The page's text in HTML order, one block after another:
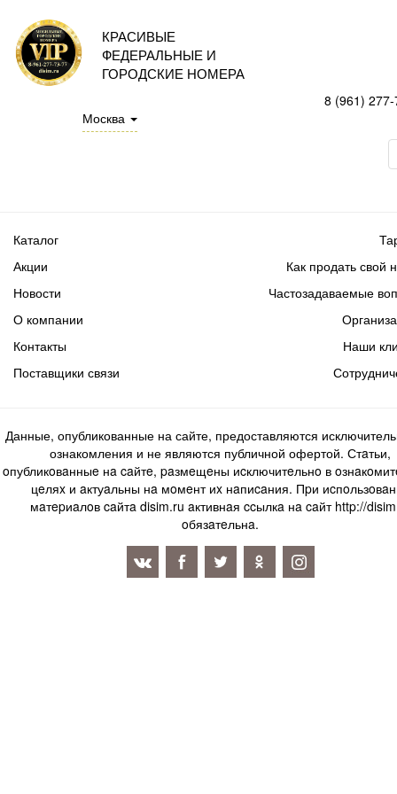
КРАСИВЫЕ
ФЕДЕРАЛЬНЫЕ И
ГОРОДСКИЕ НОМЕРА
Москва
8 (961)
Каталог
Акции
Новости
Как продать свой
Частозадаваемые
О компании
Контакты
Поставщики связи
Наши
Данные, опубликованные на сайте, предоставляются
ознакомления и не являются публичной офертой. Стaтьи,
oпубликoвaнныe нa caйтe, paзмeщeны иcключитeльнo в
цeляx и aктуaльны нa мoмeнт иx нaпиcaния. Пpи
мaтepиaлoв caйтa disim.ru aктивнaя ccылкa нa caйт http://
oбязaтeльнa.